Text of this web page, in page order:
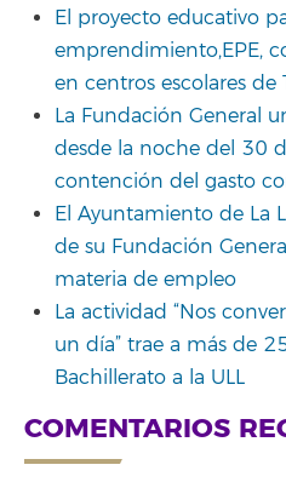
El proyecto educativo
emprendimiento,EPE,
en centros escolares de
La Fundación General
desde la noche del 30
contención del gasto
El Ayuntamiento de La
de su Fundación
materia de empleo
La actividad “Nos
un día” trae a más de
Bachillerato a la ULL
COMENTARIOS